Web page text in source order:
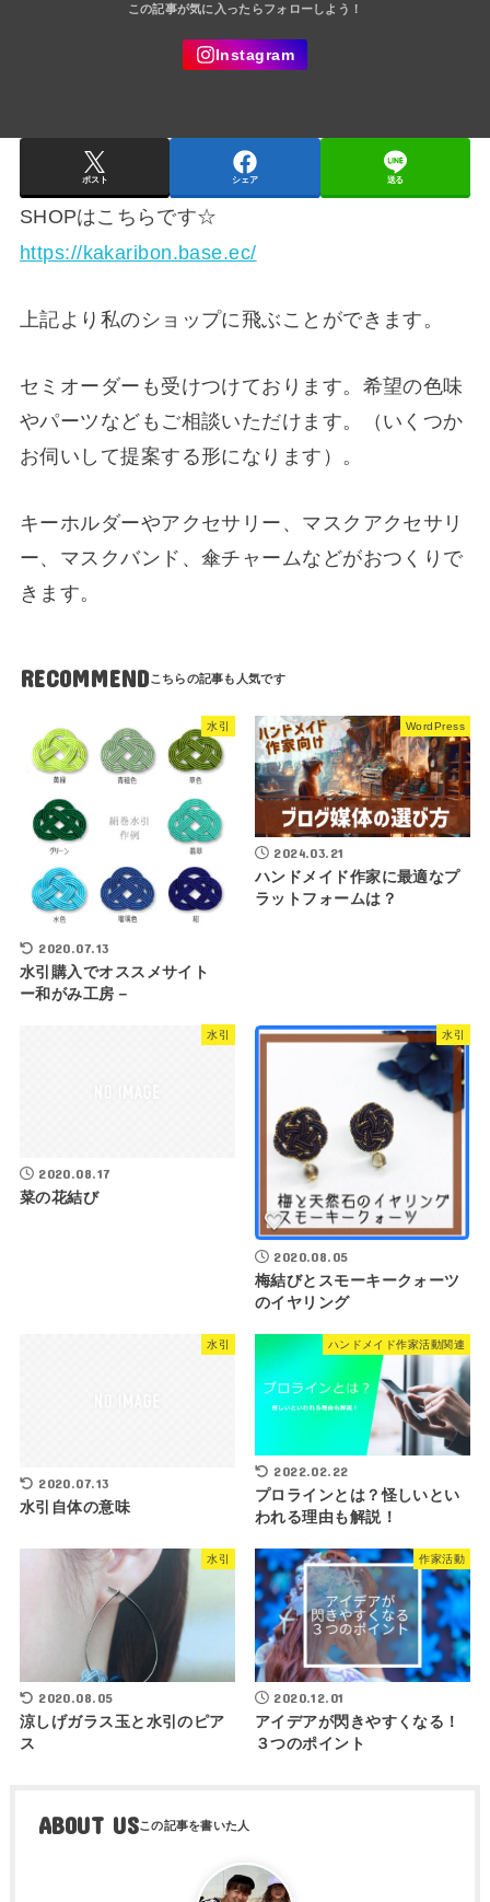
ポスト シェア 送る
SHOPはこちらです☆
https://kakaribon.base.ec/
上記より私のショップに飛ぶことができます。
セミオーダーも受けつけております。希望の色味
やパーツなどもご相談いただけます。（いくつか
お伺いして提案する形になります）。
キーホルダーやアクセサリー、マスクアクセサリ
ー、マスクバンド、傘チャームなどがおつくりで
きます。
RECOMMEND
水引
2020.07.13
水引購入でオススメサイト
ー和がみ工房－
WordPress
2024.03.21
ハンドメイド作家に最適なプ
ラットフォームは？
水引
2020.08.17
菜の花結び
水引
2020.08.05
梅結びとスモーキークォーツ
のイヤリング
水引
2020.07.13
水引自体の意味
ハンドメイド作家活動関連
2022.02.22
プロラインとは？怪しいとい
われる理由も解説！
水引
2020.08.05
涼しげガラス玉と水引のピア
ス
作家活動
2020.12.01
アイデアが閃きやすくなる！
３つのポイント
ABOUT US